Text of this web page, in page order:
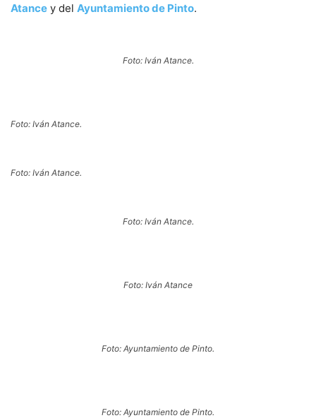
Atance y del Ayuntamiento de Pinto.
Foto: Iván Atance.
Foto: Iván Atance.
Foto: Iván Atance.
Foto: Iván Atance.
Foto: Iván Atance
Foto: Ayuntamiento de Pinto.
Foto: Ayuntamiento de Pinto.